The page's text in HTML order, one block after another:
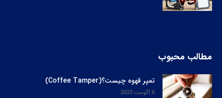
مطالب محبوب
تمپر قهوه چیست؟(Coffee Tamper)
6 آگوست 2022